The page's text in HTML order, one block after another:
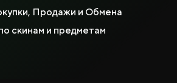
Продажи и Обмена
скинам и предметам